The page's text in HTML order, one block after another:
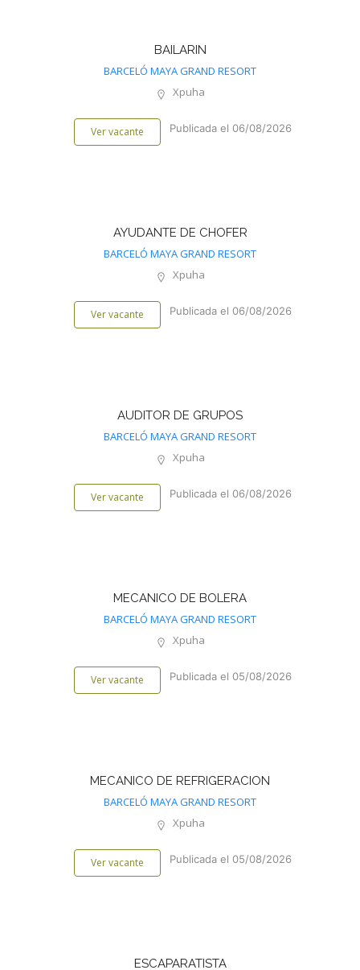
BAILARIN
BARCELÓ MAYA GRAND RESORT
Xpuha
Ver vacante Publicada el 06/08/2026
AYUDANTE DE CHOFER
BARCELÓ MAYA GRAND RESORT
Xpuha
Ver vacante Publicada el 06/08/2026
AUDITOR DE GRUPOS
BARCELÓ MAYA GRAND RESORT
Xpuha
Ver vacante Publicada el 06/08/2026
MECANICO DE BOLERA
BARCELÓ MAYA GRAND RESORT
Xpuha
Ver vacante Publicada el 05/08/2026
MECANICO DE REFRIGERACION
BARCELÓ MAYA GRAND RESORT
Xpuha
Ver vacante Publicada el 05/08/2026
ESCAPARATISTA